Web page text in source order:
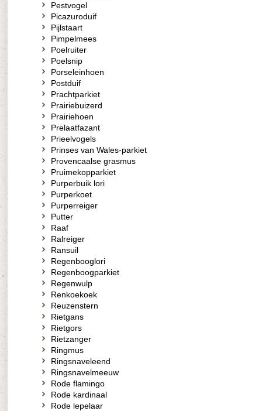
Pestvogel
Picazuroduif
Pijlstaart
Pimpelmees
Poelruiter
Poelsnip
Porseleinhoen
Postduif
Prachtparkiet
Prairiebuizerd
Prairiehoen
Prelaatfazant
Prieelvogels
Prinses van Wales-parkiet
Provencaalse grasmus
Pruimekopparkiet
Purperbuik lori
Purperkoet
Purperreiger
Putter
Raaf
Ralreiger
Ransuil
Regenbooglori
Regenboogparkiet
Regenwulp
Renkoekoek
Reuzenstern
Rietgans
Rietgors
Rietzanger
Ringmus
Ringsnaveleend
Ringsnavelmeeuw
Rode flamingo
Rode kardinaal
Rode lepelaar